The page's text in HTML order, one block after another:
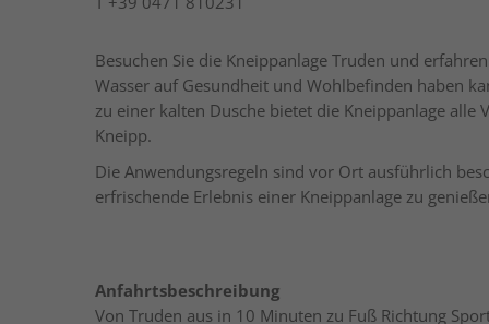
Besuchen Sie die Kneippanlage Truden und
Wasser auf Gesundheit und Wohlbefinden haben
zu einer kalten Dusche bietet die Kneippanlage
Kneipp.
Die Anwendungsregeln sind vor Ort ausführlich
erfrischende Erlebnis einer Kneippanlage zu
Anfahrtsbeschreibung
Von Truden aus in 10 Minuten zu Fuß Richtung